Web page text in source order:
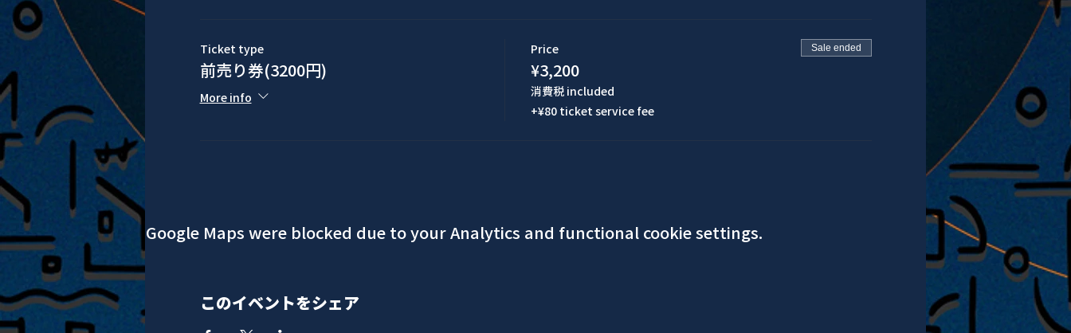
Ticket type
前売り券(3200円)
More info
Price
¥3,200
消費税 included
+¥80 ticket service fee
Sale ended
Google Maps were blocked due to your Analytics and functional cookie settings.
このイベントをシェア